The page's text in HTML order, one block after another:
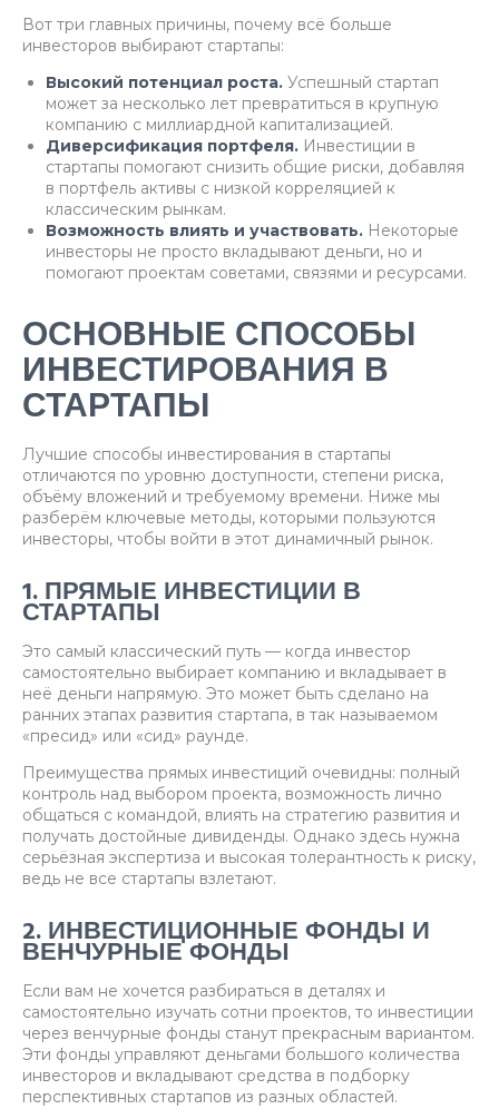
Вот три главных причины, почему всё больше
инвесторов выбирают стартапы:
Высокий потенциал роста. Успешный стартап
может за несколько лет превратиться в крупную
компанию с миллиардной капитализацией.
Диверсификация портфеля. Инвестиции в
стартапы помогают снизить общие риски, добавляя
в портфель активы с низкой корреляцией к
классическим рынкам.
Возможность влиять и участвовать. Некоторые
инвесторы не просто вкладывают деньги, но и
помогают проектам советами, связями и ресурсами.
ОСНОВНЫЕ СПОСОБЫ
ИНВЕСТИРОВАНИЯ В
СТАРТАПЫ
Лучшие способы инвестирования в стартапы
отличаются по уровню доступности, степени риска,
объёму вложений и требуемому времени. Ниже мы
разберём ключевые методы, которыми пользуются
инвесторы, чтобы войти в этот динамичный рынок.
1. ПРЯМЫЕ ИНВЕСТИЦИИ В
СТАРТАПЫ
Это самый классический путь — когда инвестор
самостоятельно выбирает компанию и вкладывает в
неё деньги напрямую. Это может быть сделано на
ранних этапах развития стартапа, в так называемом
«пресид» или «сид» раунде.
Преимущества прямых инвестиций очевидны: полный
контроль над выбором проекта, возможность лично
общаться с командой, влиять на стратегию развития и
получать достойные дивиденды. Однако здесь нужна
серьёзная экспертиза и высокая толерантность к риску,
ведь не все стартапы взлетают.
2. ИНВЕСТИЦИОННЫЕ ФОНДЫ И
ВЕНЧУРНЫЕ ФОНДЫ
Если вам не хочется разбираться в деталях и
самостоятельно изучать сотни проектов, то инвестиции
через венчурные фонды станут прекрасным вариантом.
Эти фонды управляют деньгами большого количества
инвесторов и вкладывают средства в подборку
перспективных стартапов из разных областей.